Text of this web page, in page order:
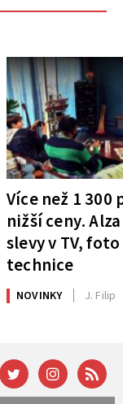
Více než 1
nižší ceny.
slevy v TV,
technice
NOVINKY J. Filip